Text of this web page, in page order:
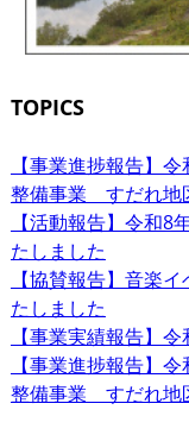
TOPICS
【事業進捗報告】
整備事業 すだれ
【活動報告】令和
たしました
【協賛報告】音楽
たしました
【事業実績報告】
【事業進捗報告】
整備事業 すだれ